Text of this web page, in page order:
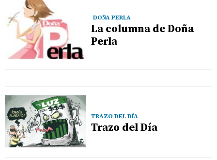
DOÑA PERLA
La columna de Doña
Perla
TRAZO DEL DÍA
Trazo del Día